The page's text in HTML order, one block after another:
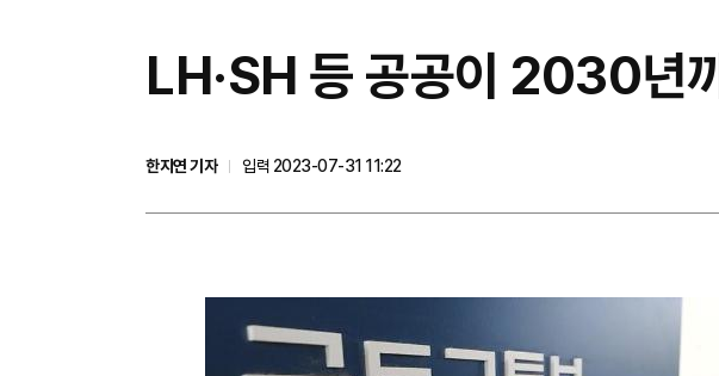
LH·SH 등 공공이 2030년
한지연 기자
입력 2023-07-31 11:22